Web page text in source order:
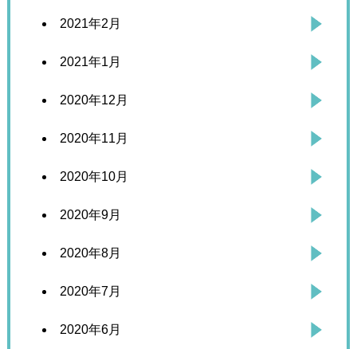
2021年2月
2021年1月
2020年12月
2020年11月
2020年10月
2020年9月
2020年8月
2020年7月
2020年6月